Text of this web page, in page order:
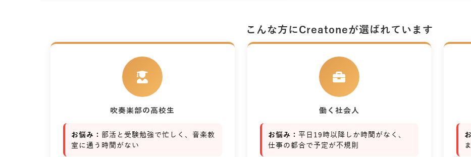
こんな方にCreatoneが選ばれています
吹奏楽部の高校生
お悩み： 部活と受験勉強で忙しく、音楽教
室に通う時間がない
働く社会人
お悩み： 平日19時以降しか時間がなく、
仕事の都合で予定が不規則